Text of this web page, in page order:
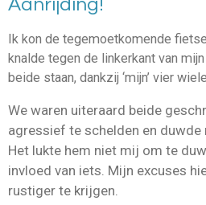
Aanrijding!
Ik kon de tegemoetkomende
knalde tegen de linkerkant van
beide staan, dankzij ‘mijn’ vier
We waren uiteraard beide
agressief te schelden en duwde
Het lukte hem niet mij om te
invloed van iets. Mijn excuses
rustiger te krijgen.